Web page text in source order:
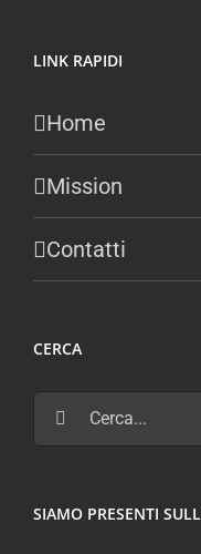
LINK RAPIDI
Home
Mission
Contatti
CERCA
Cerca
per:
SIAMO PRESENTI